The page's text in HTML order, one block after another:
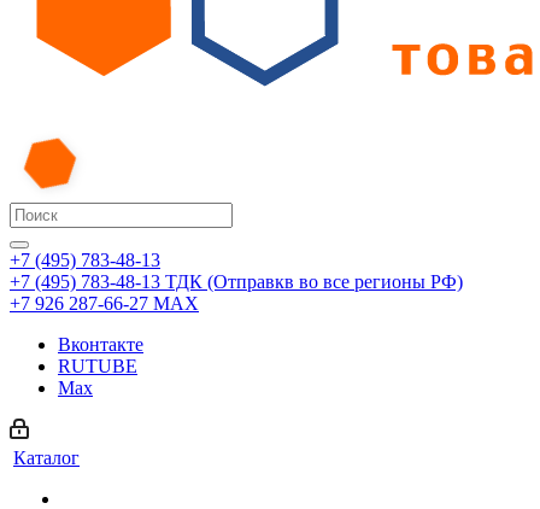
+7 (495) 783-48-13
+7 (495) 783-48-13 ТДК (Отправкв во все регионы РФ)
+7 926 287-66-27 МАХ
Вконтакте
RUTUBE
Max
Каталог